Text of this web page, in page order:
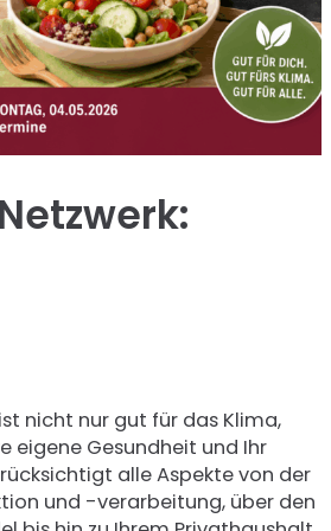
nicht nur gut für das Klima,
eigene Gesundheit und Ihr
alle Aspekte von der
und -verarbeitung, über den